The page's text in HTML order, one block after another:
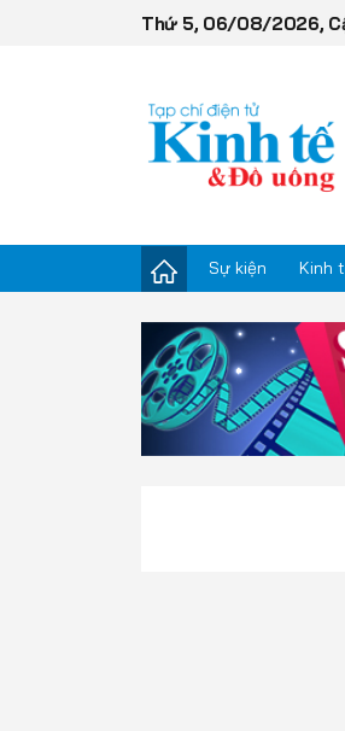
Thứ 5, 06/08/2026,
Sự kiện Kinh
Kinh tế - Tiêu dùng
Đời sống